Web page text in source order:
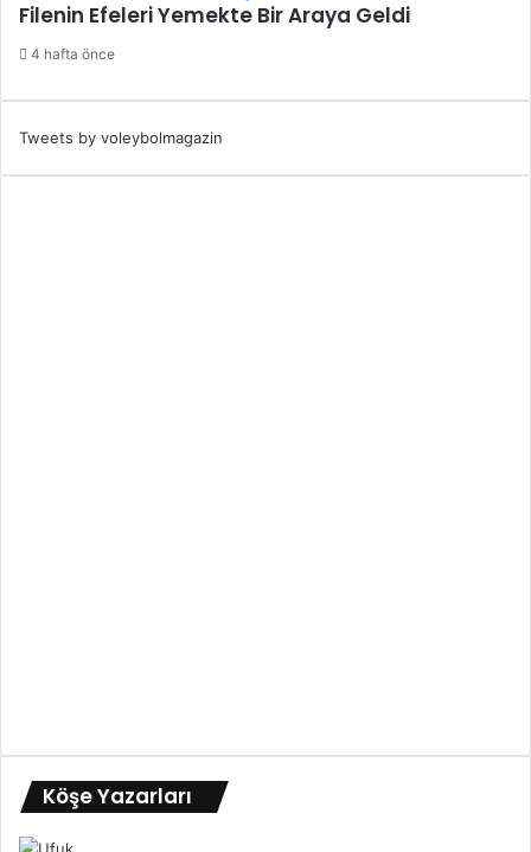
Filenin Efeleri Yemekte Bir Araya Geldi
4 hafta önce
Tweets by voleybolmagazin
Köşe Yazarları